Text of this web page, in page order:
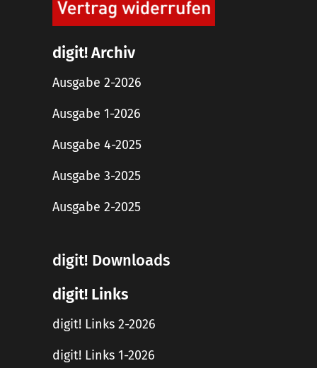
digit! Archiv
Ausgabe 2-2026
Ausgabe 1-2026
Ausgabe 4-2025
Ausgabe 3-2025
Ausgabe 2-2025
digit! Downloads
digit! Links
digit! Links 2-2026
digit! Links 1-2026